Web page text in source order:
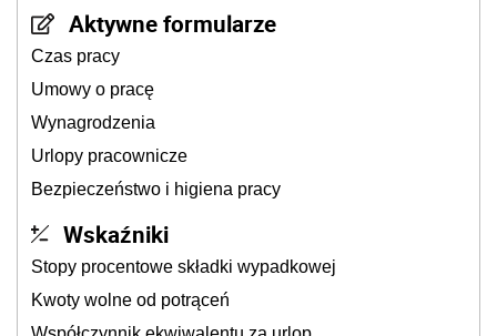
Aktywne formularze
Czas pracy
Umowy o pracę
Wynagrodzenia
Urlopy pracownicze
Bezpieczeństwo i higiena pracy
Wskaźniki
Stopy procentowe składki wypadkowej
Kwoty wolne od potrąceń